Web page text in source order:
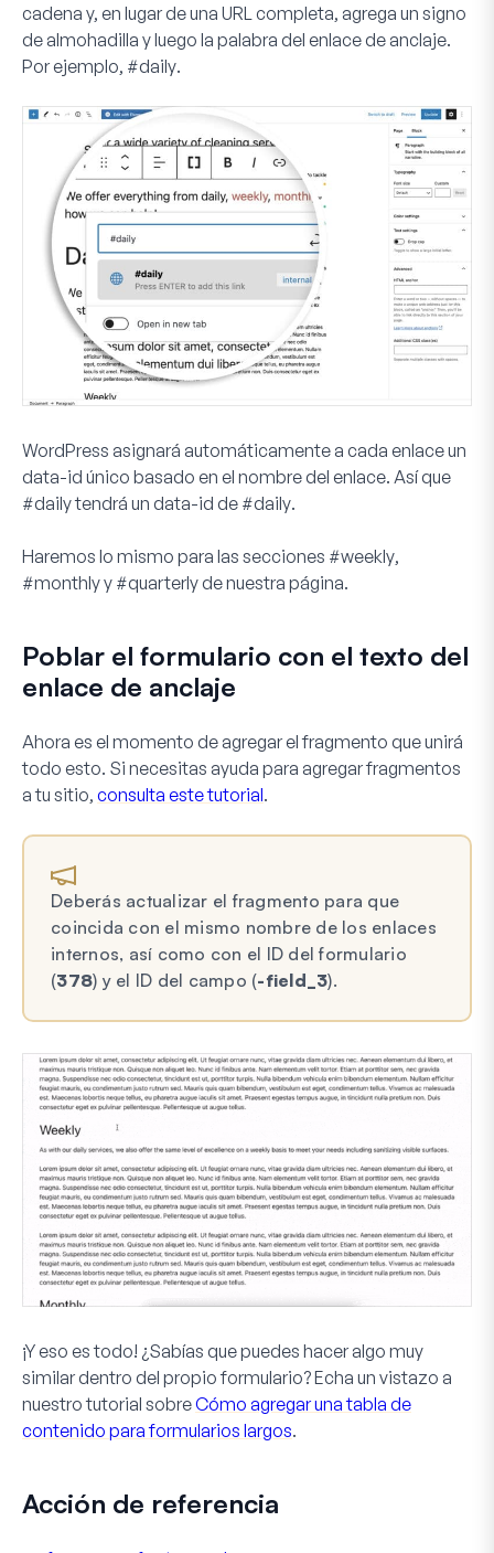
cadena y, en lugar de una URL completa, agrega un signo
de almohadilla y luego la palabra del enlace de anclaje.
Por ejemplo, #daily.
WordPress asignará automáticamente a cada enlace un
data-id único basado en el nombre del enlace. Así que
#dailytendrá un data-id de #daily.
Haremos lo mismo para las secciones #weekly,
#monthlyy #quarterlyde nuestra página.
Poblar el formulario con el texto del
enlace de anclaje
Ahora es el momento de agregar el fragmento que unirá
todo esto. Si necesitas ayuda para agregar fragmentos
a tu sitio, consulta este tutorial.
Deberás actualizar el fragmento para que
coincida con el mismo nombre de los enlaces
internos, así como con el ID del formulario
(378) y el ID del campo (-field_3).
¡Y eso es todo! ¿Sabías que puedes hacer algo muy
similar dentro del propio formulario? Echa un vistazo a
nuestro tutorial sobreCómo agregar una tabla de
contenido para formularios largos.
Acción de referencia